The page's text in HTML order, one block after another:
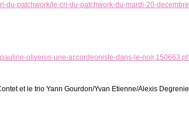
du-patchwork/le-cri-du-patchwork-du-mardi-20-
oliveros-une-accordeoniste-dans-le-
et le trio Yann Gourdon/Yvan Etienne/Alexis